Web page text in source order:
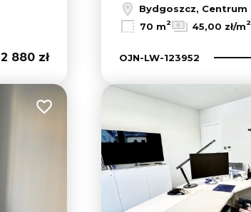
2 880 zł
Bydgoszcz, Centrum
70 m2 45,00 zł/m2
OJN-LW-123952
Dodaj do ulubionych